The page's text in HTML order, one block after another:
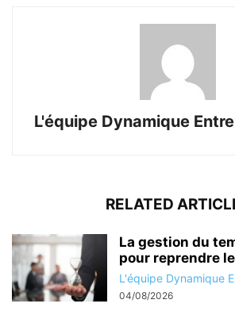
L'équipe Dynamique
RELATED
La gestion du
pour reprendre
L'équipe Dynamique
04/08/2026